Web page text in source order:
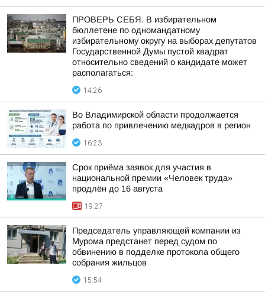
ПРОВЕРЬ СЕБЯ. В избирательном
бюллетене по одномандатному
избирательному округу на выборах депутатов
Государственной Думы пустой квадрат
относительно сведений о кандидате может
располагаться:
14:26
Во Владимирской области продолжается
работа по привлечению медкадров в регион
16:23
Срок приёма заявок для участия в
национальной премии «Человек труда»
продлён до 16 августа
19:27
Председатель управляющей компании из
Мурома предстанет перед судом по
обвинению в подделке протокола общего
собрания жильцов
15:54